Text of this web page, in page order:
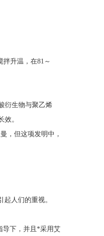
升温，在81～
衍生物与聚乙烯
效。
，但这项发明中，
人们的重视。
导下，并且*采用艾